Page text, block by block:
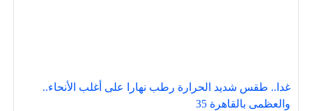
غدا.. طقس شديد الحرارة رطب نهارا على أغلب الأنحاء..
والعظمى بالقاهرة 35